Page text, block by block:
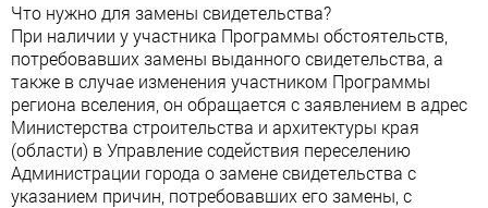
Что нужно для замены свидетельства?
При наличии у участника Программы обстоятельств,
потребовавших замены выданного свидетельства, а
также в случае изменения участником Программы
региона вселения, он обращается с заявлением в адрес
Министерства строительства и архитектуры края
(области) в Управление содействия переселению
Администрации города о замене свидетельства с
указанием причин, потребовавших его замены, с